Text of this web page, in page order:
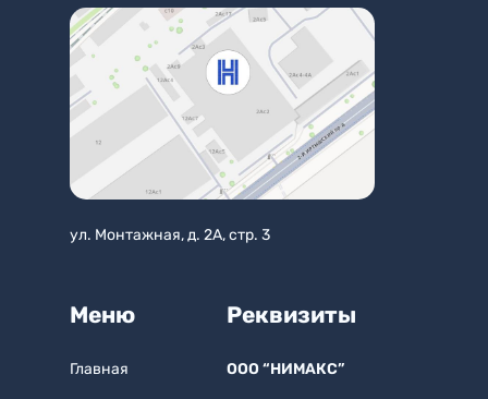
Реквизиты
ООО “НИМАКС”
Меню
Главная
ул. Монтажная, д. 2А, стр. 3